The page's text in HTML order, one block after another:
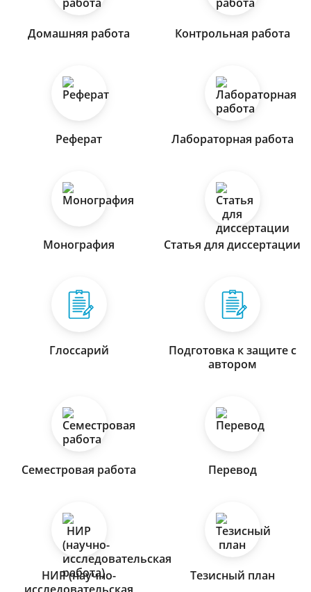
Домашняя работа Контрольная работа
Реферат Лабораторная работа
Монография Статья для диссертации
Глоссарий
Подготовка к защите с
автором
Семестровая работа Перевод
НИР (научно-
Тезисный план